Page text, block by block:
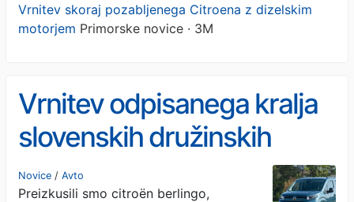
Vrnitev skoraj pozabljenega Citroena z dizelskim
motorjem Primorske novice · 3M
Vrnitev odpisanega kralja
slovenskih družinskih
prevoznikov
Novice / Avto
Preizkusili smo citroën berlingo,